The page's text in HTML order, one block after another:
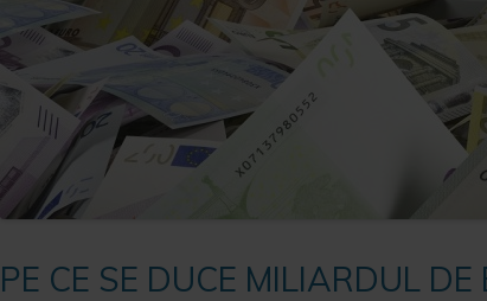
PE CE SE DUCE MILIARDUL